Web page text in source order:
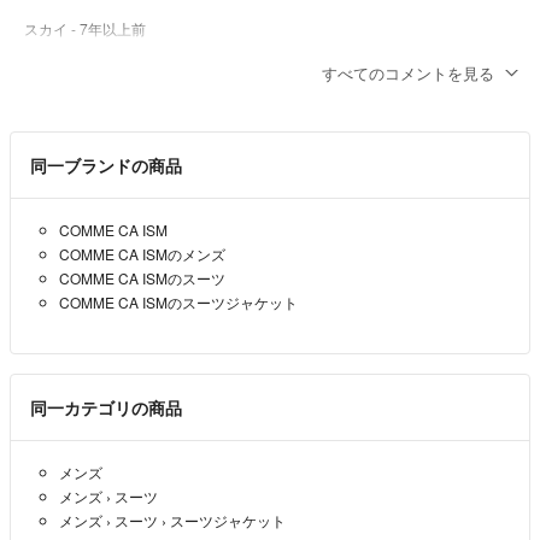
スカイ - 7年以上前
出品者 romi - 7年以上前
初めまして、このスーツはいつ頃お買いになったのでしょうか？
スカイ- 7年以上前
すべてのコメントを見る
同一ブランドの商品
COMME CA ISM
COMME CA ISMのメンズ
COMME CA ISMのスーツ
COMME CA ISMのスーツジャケット
同一カテゴリの商品
メンズ
メンズ › スーツ
メンズ › スーツ › スーツジャケット